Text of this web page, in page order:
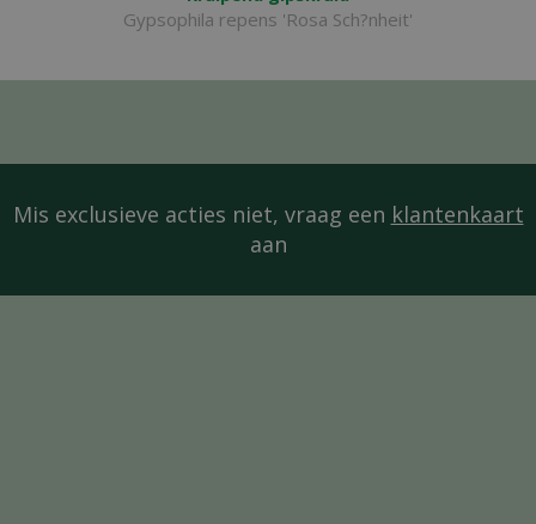
Gypsophila repens 'Rosa Sch?nheit'
Mis exclusieve acties niet, vraag een klantenkaart
aan